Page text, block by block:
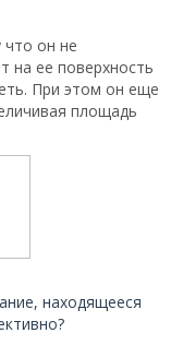
что он не
на ее поверхность
При этом он еще
площадь
находящееся